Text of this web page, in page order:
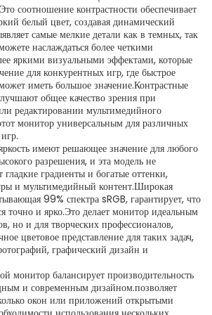
соотношение контрастности обеспечивает
белый цвет, создавая динамический
самые мелкие детали как в темных, так
наслаждаться более четкими
яркими визуальными эффектами, которые
для конкурентных игр, где быстрое
иметь большое значение.Контрастные
общее качество зрения при
редактировании мультимедийного
монитор универсальным для различных
имеют решающее значение для любого
разрешения, и эта модель не
гладкие градиенты и богатые оттенки,
и мультимедийный контент.Широкая
99% спектра sRGB, гарантирует, что
точно и ярко.Это делает монитор идеальным
но и для творческих профессионалов,
цветовое представление для таких задач,
графический дизайн и
балансирует производительность
и современным дизайном.позволяет
окон или приложений открытыми